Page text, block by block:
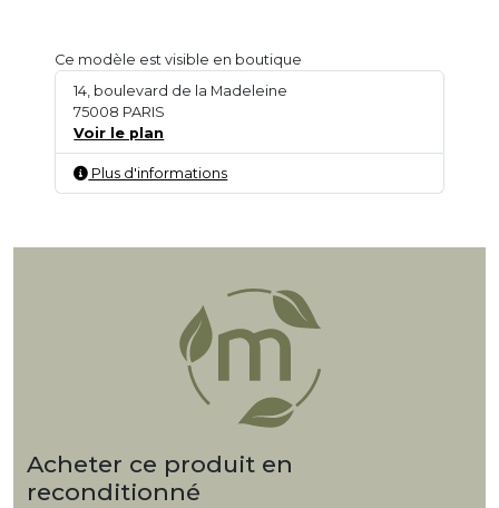
Ce modèle est visible en boutique
14, boulevard de la Madeleine
75008 PARIS
Voir le plan
Plus d'informations
Acheter ce produit en
reconditionné